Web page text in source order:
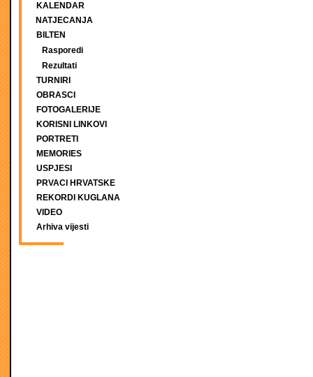
KALENDAR
NATJECANJA
BILTEN
Rasporedi
Rezultati
TURNIRI
OBRASCI
FOTOGALERIJE
KORISNI LINKOVI
PORTRETI
MEMORIES
USPJESI
PRVACI HRVATSKE
REKORDI KUGLANA
VIDEO
Arhiva vijesti